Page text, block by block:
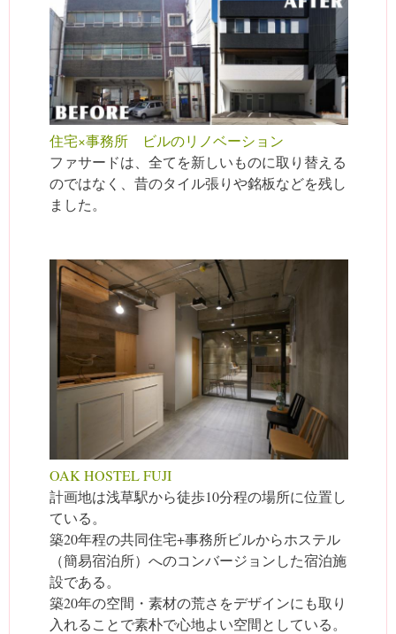
住宅×事務所 ビルのリノベーション
ファサードは、全てを新しいものに取り替える
のではなく、昔のタイル張りや銘板などを残し
ました。
OAK HOSTEL FUJI
計画地は浅草駅から徒歩10分程の場所に位置し
ている。
築20年程の共同住宅+事務所ビルからホステル
（簡易宿泊所）へのコンバージョンした宿泊施
設である。
築20年の空間・素材の荒さをデザインにも取り
入れることで素朴で心地よい空間としている。